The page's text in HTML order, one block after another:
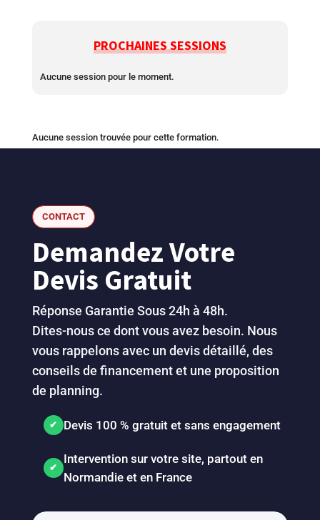
PROCHAINES SESSIONS
Aucune session pour le moment.
Aucune session trouvée pour cette formation.
CONTACT
Demandez Votre
Devis Gratuit
Réponse Garantie Sous 24h à 48h.
Dites-nous ce dont vous avez besoin. Nous
vous rappelons avec un devis détaillé, des
conseils de financement et une proposition
de planning.
Devis 100 % gratuit et sans engagement
Intervention sur votre site, partout en
Normandie et en France